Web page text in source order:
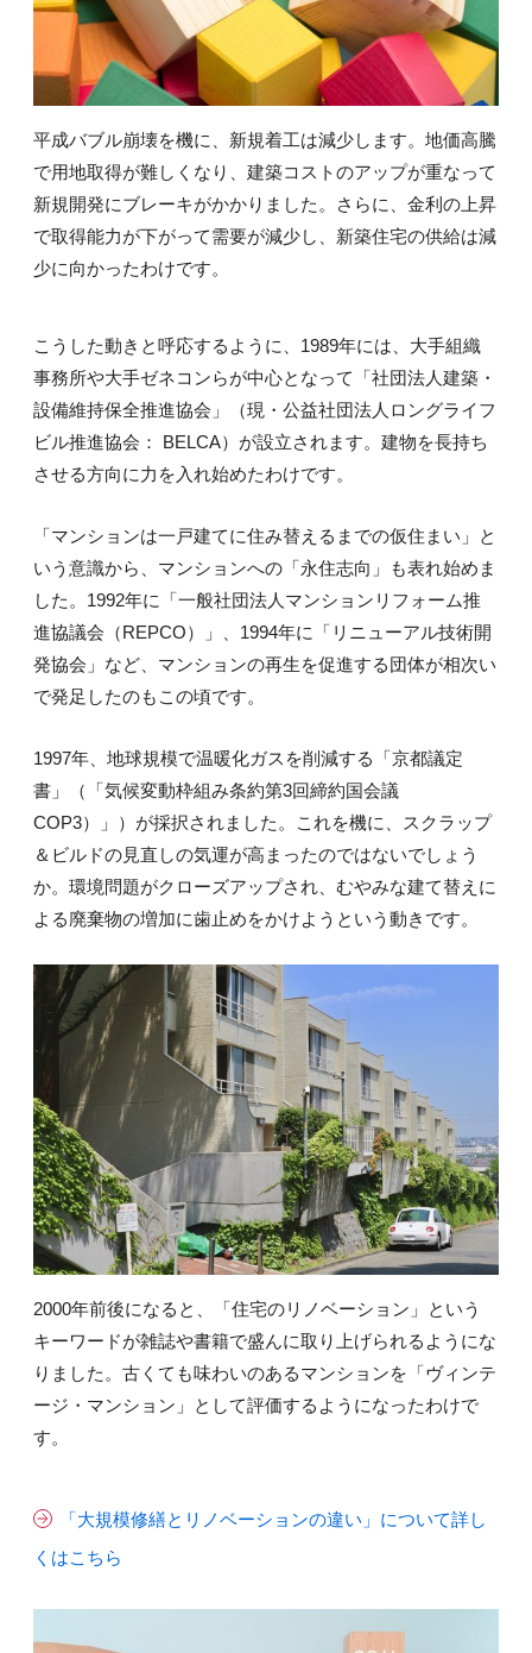
平成バブル崩壊を機に、新規着工は減少します。地価高騰
で用地取得が難しくなり、建築コストのアップが重なって
新規開発にブレーキがかかりました。さらに、金利の上昇
で取得能力が下がって需要が減少し、新築住宅の供給は減
少に向かったわけです。
こうした動きと呼応するように、1989年には、大手組織
事務所や大手ゼネコンらが中心となって「社団法人建築・
設備維持保全推進協会」（現・公益社団法人ロングライフ
ビル推進協会： BELCA）が設立されます。建物を長持ち
させる方向に力を入れ始めたわけです。
「マンションは一戸建てに住み替えるまでの仮住まい」と
いう意識から、マンションへの「永住志向」も表れ始めま
した。1992年に「一般社団法人マンションリフォーム推
進協議会（REPCO）」、1994年に「リニューアル技術開
発協会」など、マンションの再生を促進する団体が相次い
で発足したのもこの頃です。
1997年、地球規模で温暖化ガスを削減する「京都議定
書」（「気候変動枠組み条約第3回締約国会議
COP3）」）が採択されました。これを機に、スクラップ
＆ビルドの見直しの気運が高まったのではないでしょう
か。環境問題がクローズアップされ、むやみな建て替えに
よる廃棄物の増加に歯止めをかけようという動きです。
2000年前後になると、「住宅のリノベーション」という
キーワードが雑誌や書籍で盛んに取り上げられるようにな
りました。古くても味わいのあるマンションを「ヴィンテ
ージ・マンション」として評価するようになったわけで
す。
「大規模修繕とリノベーションの違い」について詳し
くはこちら